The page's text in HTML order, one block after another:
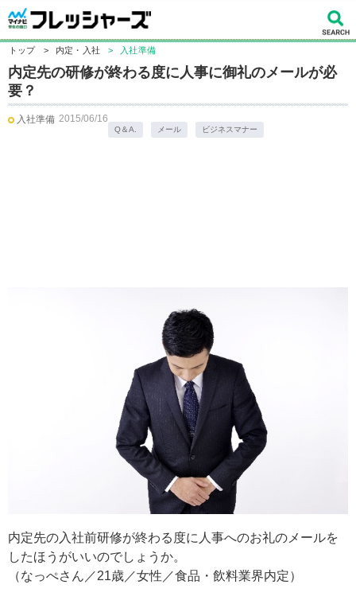
トップ > 内定・入社 > 入社準備
内定先の研修が終わる度に人事に御礼のメールが必
要？
入社準備 2015/06/16
Q＆A. メール ビジネスマナー
内定先の入社前研修が終わる度に人事へのお礼のメールを
したほうがいいのでしょうか。
（なっぺさん／21歳／女性／食品・飲料業界内定）